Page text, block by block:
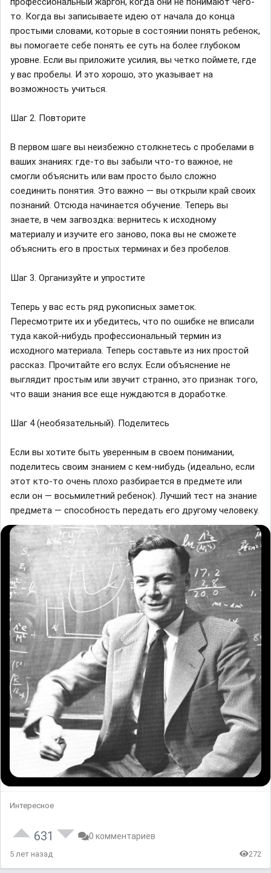
то. Когда вы записываете идею от начала до конца
простыми словами, которые в состоянии понять ребенок,
вы помогаете себе понять ее суть на более глубоком
уровне. Если вы приложите усилия, вы четко поймете, где
у вас пробелы. И это хорошо, это указывает на
возможность учиться.
Шаг 2. Повторите
В первом шаге вы неизбежно столкнетесь с пробелами в
ваших знаниях: где-то вы забыли что-то важное, не
смогли объяснить или вам просто было сложно
соединить понятия. Это важно — вы открыли край своих
познаний. Отсюда начинается обучение. Теперь вы
знаете, в чем загвоздка: вернитесь к исходному
материалу и изучите его заново, пока вы не сможете
объяснить его в простых терминах и без пробелов.
Шаг 3. Организуйте и упростите
Теперь у вас есть ряд рукописных заметок.
Пересмотрите их и убедитесь, что по ошибке не вписали
туда какой-нибудь профессиональный термин из
исходного материала. Теперь составьте из них простой
рассказ. Прочитайте его вслух. Если объяснение не
выглядит простым или звучит странно, это признак того,
что ваши знания все еще нуждаются в доработке.
Шаг 4 (необязательный). Поделитесь
Если вы хотите быть уверенным в своем понимании,
поделитесь своим знанием с кем-нибудь (идеально, если
этот кто-то очень плохо разбирается в предмете или
если он — восьмилетний ребенок). Лучший тест на знание
предмета — способность передать его другому человеку.
Интересное
631 0 комментариев
5 лет назад 272